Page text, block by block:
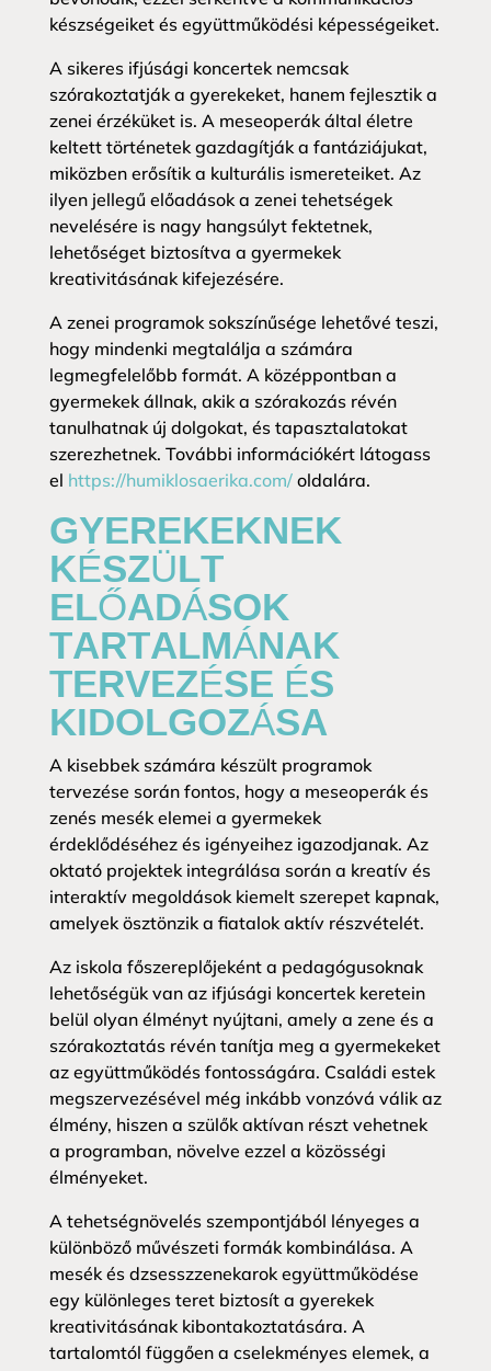
készségeiket és együttműködési képességeiket.
A sikeres ifjúsági koncertek nemcsak
szórakoztatják a gyerekeket, hanem fejlesztik a
zenei érzéküket is. A meseoperák által életre
keltett történetek gazdagítják a fantáziájukat,
miközben erősítik a kulturális ismereteiket. Az
ilyen jellegű előadások a zenei tehetségek
nevelésére is nagy hangsúlyt fektetnek,
lehetőséget biztosítva a gyermekek
kreativitásának kifejezésére.
A zenei programok sokszínűsége lehetővé teszi,
hogy mindenki megtalálja a számára
legmegfelelőbb formát. A középpontban a
gyermekek állnak, akik a szórakozás révén
tanulhatnak új dolgokat, és tapasztalatokat
szerezhetnek. További információkért látogass
el https://humiklosaerika.com/oldalára.
GYEREKEKNEK
KÉSZÜLT
ELŐADÁSOK
TARTALMÁNAK
TERVEZÉSE ÉS
KIDOLGOZÁSA
A kisebbek számára készült programok
tervezése során fontos, hogy a meseoperák és
zenés mesék elemei a gyermekek
érdeklődéséhez és igényeihez igazodjanak. Az
oktató projektek integrálása során a kreatív és
interaktív megoldások kiemelt szerepet kapnak,
amelyek ösztönzik a fiatalok aktív részvételét.
Az iskola főszereplőjeként a pedagógusoknak
lehetőségük van az ifjúsági koncertek keretein
belül olyan élményt nyújtani, amely a zene és a
szórakoztatás révén tanítja meg a gyermekeket
az együttműködés fontosságára. Családi estek
megszervezésével még inkább vonzóvá válik az
élmény, hiszen a szülők aktívan részt vehetnek
a programban, növelve ezzel a közösségi
élményeket.
A tehetségnövelés szempontjából lényeges a
különböző művészeti formák kombinálása. A
mesék és dzsesszzenekarok együttműködése
egy különleges teret biztosít a gyerekek
kreativitásának kibontakoztatására. A
tartalomtól függően a cselekményes elemek, a